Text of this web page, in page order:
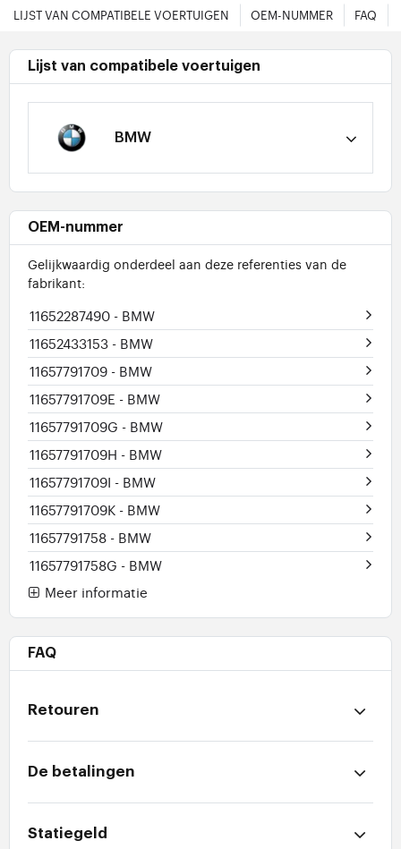
LIJST VAN COMPATIBELE VOERTUIGEN OEM-NUMMER FAQ
Lijst van compatibele voertuigen
BMW
OEM-nummer
Gelijkwaardig onderdeel aan deze referenties van de
fabrikant:
11652287490 - BMW
11652433153 - BMW
11657791709 - BMW
11657791709E - BMW
11657791709G - BMW
11657791709H - BMW
11657791709I - BMW
11657791709K - BMW
11657791758 - BMW
11657791758G - BMW
Meer informatie
FAQ
Retouren
De betalingen
Statiegeld